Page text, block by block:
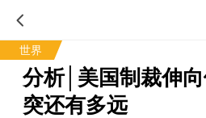
世界
分析│美国制裁伸
突还有多远